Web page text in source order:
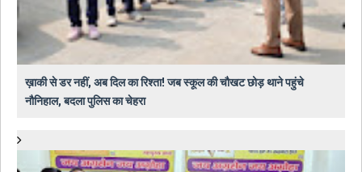
ख़ाकी से डर नहीं, अब दिल का रिश्ता! जब स्कूल की चौखट छोड़ थाने पहुंचे
नौनिहाल, बदला पुलिस का चेहरा